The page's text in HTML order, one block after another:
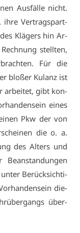
Aus­fäl­le nicht.
ih­re Ver­trags­part­
Klä­gers hin Ar­
stell­ten,
Für die
blo­ßer Ku­lanz ist
ar­bei­tet, gibt kon­
ei­nes
Pkw der von
die o. a.
des Al­ters und
un­ter Be­rück­sich­ti­
die­
über­